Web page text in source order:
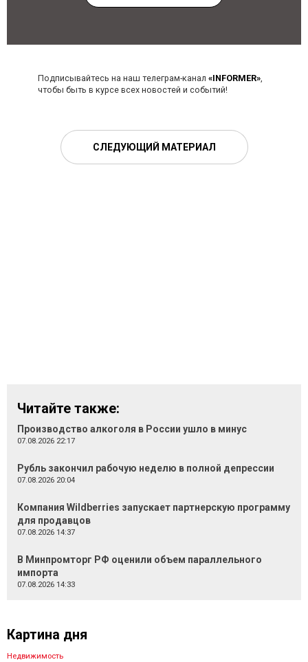
Подписывайтесь на наш телеграм-канал «INFORMER»,
чтобы быть в курсе всех новостей и событий!
СЛЕДУЮЩИЙ МАТЕРИАЛ
Читайте также:
Производство алкоголя в России ушло в минус
07.08.2026 22:17
Рубль закончил рабочую неделю в полной депрессии
07.08.2026 20:04
Компания Wildberries запускает партнерскую программу
для продавцов
07.08.2026 14:37
В Минпромторг РФ оценили объем параллельного
импорта
07.08.2026 14:33
Картина дня
Недвижимость